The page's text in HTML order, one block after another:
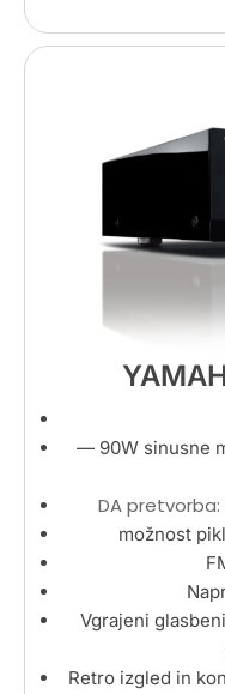
— 90W sinusne
DA pretvorba:
možnost
Vgrajeni
Retro izgled in